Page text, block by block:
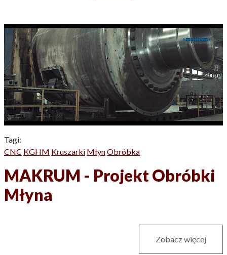
Tagi:
CNC KGHM Kruszarki MłynObróbka
MAKRUM - Projekt Obróbki
Młyna
Zobacz więcej